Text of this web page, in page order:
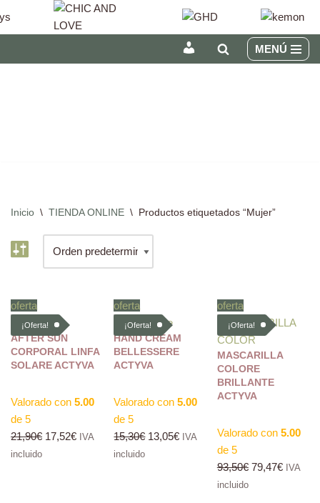
INICIAR
MENÚ
Inicio \ TIENDA ONLINE \ Productos etiquetados “Mujer”
oferta
¡Oferta!
AFTER SUN
CORPORAL LINFA
SOLARE ACTYVA
Valorado con 5.00
de 5
21,90€ 17,52€ IVA
incluido
oferta
¡Oferta!
HAND CREAM
BELLESSERE
ACTYVA
Valorado con5.00
de 5
15,30€ 13,05€ IVA
incluido
oferta
¡Oferta!
MASCARILLA
COLORE
BRILLANTE
ACTYVA
Valorado con 5.00
de 5
93,50€ 79,47€ IVA
incluido